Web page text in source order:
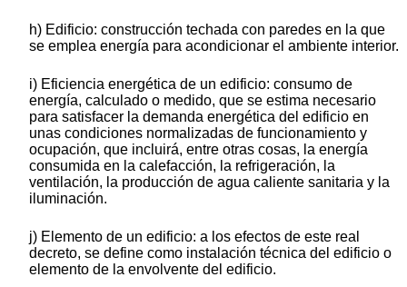
h) Edificio: construcción techada con paredes en la que
se emplea energía para acondicionar el ambiente interior.
i) Eficiencia energética de un edificio: consumo de
energía, calculado o medido, que se estima necesario
para satisfacer la demanda energética del edificio en
unas condiciones normalizadas de funcionamiento y
ocupación, que incluirá, entre otras cosas, la energía
consumida en la calefacción, la refrigeración, la
ventilación, la producción de agua caliente sanitaria y la
iluminación.
j) Elemento de un edificio: a los efectos de este real
decreto, se define como instalación técnica del edificio o
elemento de la envolvente del edificio.